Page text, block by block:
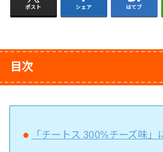
ポスト シェア はてブ
目次
「チートス 300%チーズ味」